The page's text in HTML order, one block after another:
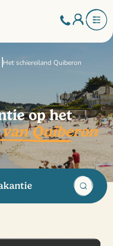
Het schiereiland Quiberon
op het
Quiberon